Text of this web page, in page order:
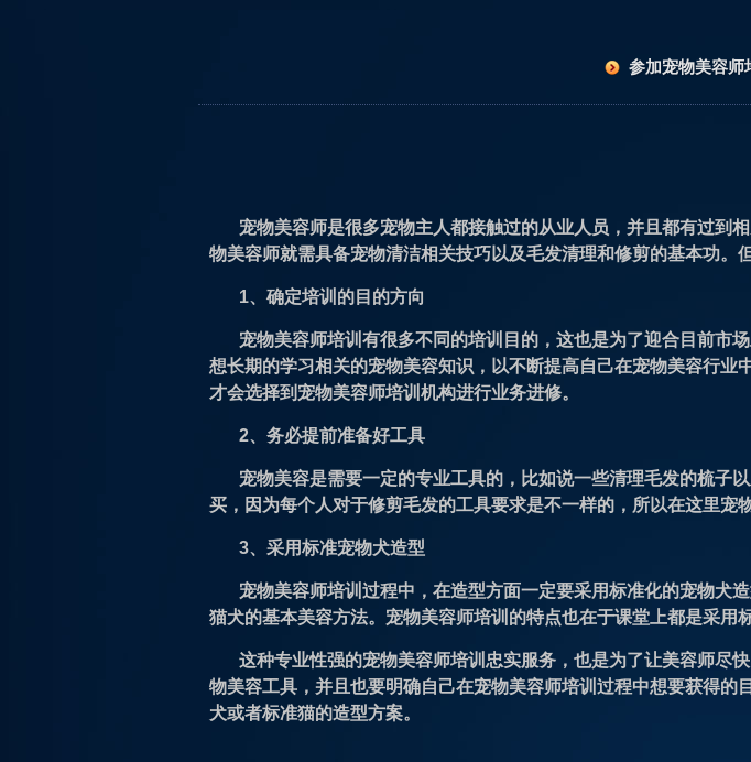
参加宠物美容师
宠物美容师是很多宠物主人都接触过的从业人员，并且都有过到
物美容师就需具备宠物清洁相关技巧以及毛发清理和修剪的基本功。
1、确定培训的目的方向
宠物美容师培训有很多不同的培训目的，这也是为了迎合目前市
想长期的学习相关的宠物美容知识，以不断提高自己在宠物美容行
才会选择到宠物美容师培训机构进行业务进修。
2、务必提前准备好工具
宠物美容是需要一定的专业工具的，比如说一些清理毛发的梳子
买，因为每个人对于修剪毛发的工具要求是不一样的，所以在这里宠
3、采用标准宠物犬造型
宠物美容师培训过程中，在造型方面一定要采用标准化的宠物犬
猫犬的基本美容方法。宠物美容师培训的特点也在于课堂上都是采用
这种专业性强的宠物美容师培训忠实服务，也是为了让美容师尽
物美容工具，并且也要明确自己在宠物美容师培训过程中想要获得
犬或者标准猫的造型方案。